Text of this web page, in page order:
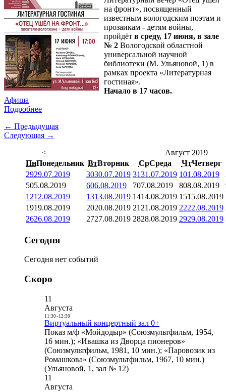
на фронт», посвященный
известным вологодским поэтам и
прозаикам - детям войны,
пройдёт в среду, 17 июня, в зале
№ 2 Вологодской областной
универсальной научной
библиотеки (М. Ульяновой, 1) в
рамках проекта «Литературная
гостиная».
Начало в 17 часов.
Афиша
Подробнее
← Предыдущая
Следующая →
<
Август 2019
ПнПонедельник ВтВторник СрСреда ЧтЧетверг
2929.07.2019 3030.07.2019 3131.07.2019 101.08.2019
505.08.2019 606.08.2019 707.08.2019 808.08.2019
1212.08.2019 1313.08.2019 1414.08.2019 1515.08.2019
1919.08.2019 2020.08.2019 21 21.08.2019 2222.08.2019
2626.08.2019 2727.08.2019 2828.08.2019 2929.08.2019
Сегодня
Сегодня нет событий
Скоро
11
Августа
11:30- 12:30
Виртуальный концертный зал 0+
Показ м/ф «Мойдодыр» (Союзмультфильм, 1954,
16 мин.); «Ивашка из Дворца пионеров»
(Союзмультфильм, 1981, 10 мин.); «Паровозик из
Ромашкова» (Союзмультфильм, 1967, 10 мин.)
(Ульяновой, 1, зал № 12)
11
Августа